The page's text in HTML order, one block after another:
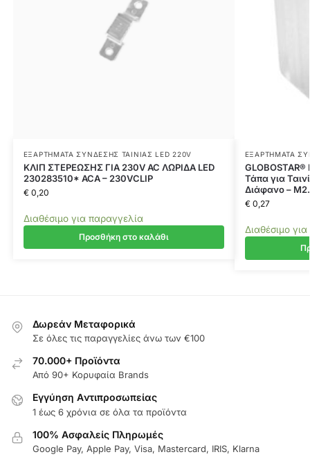
ΕΞΑΡΤΉΜΑΤΑ ΣΎΝΔΕΣΗΣ ΤΑΙΝΊΑΣ LED 220V
ΚΛΙΠ ΣΤΕΡΕΩΣΗΣ ΓΙΑ 230V AC ΛΩΡΙΔΑ LED
230283510* ACA – 230VCLIP
€0,20
Διαθέσιμο για παραγγελία
Προσθήκη στο καλάθι
ΕΞΑΡΤΉΜΑΤΑ
GLOBOSTAR®
Τάπα για
Διάφανο –
€0,27
Διαθέσιμο
Δωρεάν Μεταφορικά
Σε όλες τις παραγγελίες άνω των €100
70.000+ Προϊόντα
Από 90+ Κορυφαία Brands
Εγγύηση Aντιπροσωπείας
1 έως 6 χρόνια σε όλα τα προϊόντα
100% Ασφαλείς Πληρωμές
Google Pay, Apple Pay, Visa, Mastercard, IRIS, Klarna